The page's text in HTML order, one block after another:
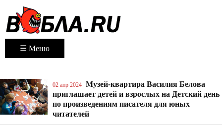
☰ Меню
02 апр 2024 Музей-квартира Василия Белова
приглашает детей и взрослых на Детский день
по произведениям писателя для юных
читателей